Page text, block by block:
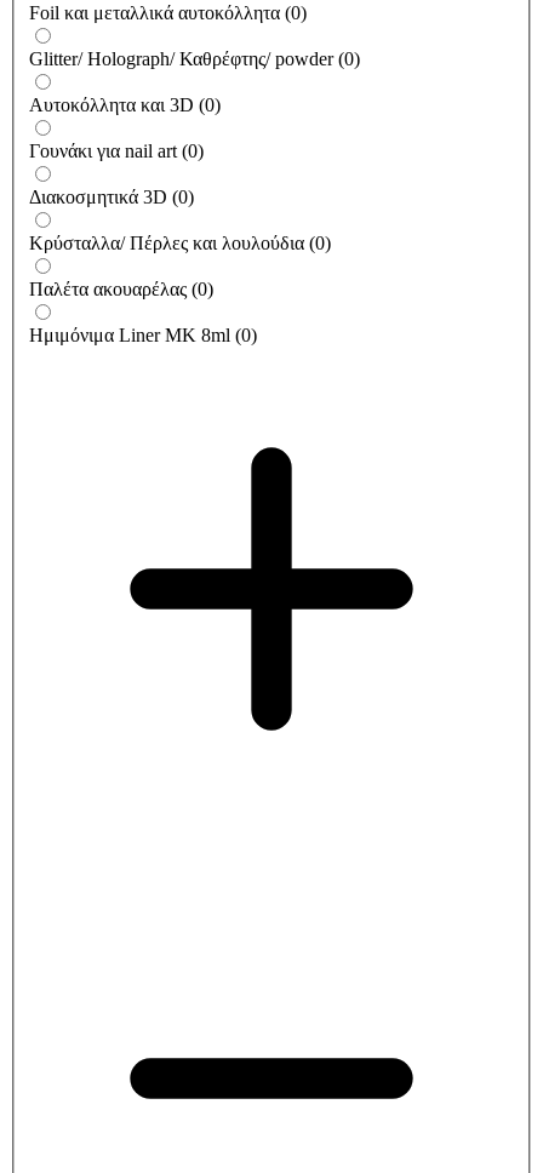
Foil και μεταλλικά αυτοκόλλητα (0)
Glitter/ Holograph/ Καθρέφτης/ powder (0)
Αυτοκόλλητα και 3D (0)
Γουνάκι για nail art (0)
Διακοσμητικά 3D (0)
Κρύσταλλα/ Πέρλες και λουλούδια (0)
Παλέτα ακουαρέλας (0)
Ημιμόνιμα Liner ΜΚ 8ml (0)